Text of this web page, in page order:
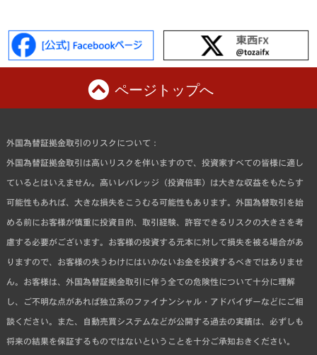
ページトップへ
外国為替証拠金取引のリスクについて：
外国為替証拠金取引は高いリスクを伴いますので、投資家すべての皆様に適し
ているとはいえません。高いレバレッジ（投資倍率）は大きな収益をもたらす
可能性もあれば、大きな損失をこうむる可能性もあります。外国為替取引を始
める前にお客様が慎重に投資目的、取引経験、許容できるリスクの大きさを考
慮する必要がございます。お客様の投資する元本に対して損失を被る場合があ
りますので、お客様の失うわけにはいかないお金を投資するべきではありませ
ん。お客様は、外国為替証拠金取引に伴う全ての危険性について十分に理解
し、ご不明な点があれば独立系のファイナンシャル・アドバイザーなどにご相
談ください。また、自動売買システムなどが公開する過去の実績は、必ずしも
将来の結果を保証するものではないということを十分ご承知おきください。